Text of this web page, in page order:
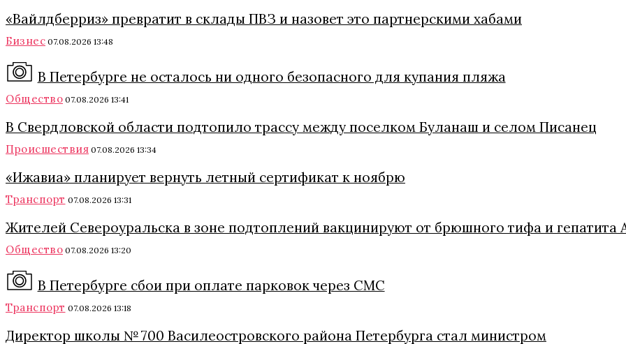
«Вайлдберриз» превратит в склады ПВЗ и назовет это партнерскими хабами
Бизнес 07.08.2026 13:48
В Петербурге не осталось ни одного безопасного для купания пляжа
Общество 07.08.2026 13:41
В Свердловской области подтопило трассу между поселком Буланаш и селом Писанец
Происшествия 07.08.2026 13:34
«Ижавиа» планирует вернуть летный сертификат к ноябрю
Транспорт 07.08.2026 13:31
Жителей Североуральска в зоне подтоплений вакцинируют от брюшного тифа и гепатита
Общество 07.08.2026 13:20
В Петербурге сбои при оплате парковок через СМС
Транспорт 07.08.2026 13:18
Директор школы № 700 Василеостровского района Петербурга стал министром